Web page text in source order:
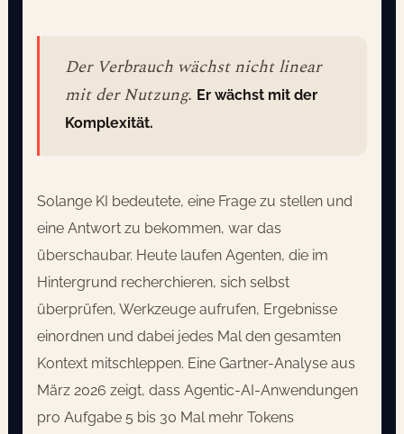
Der Verbrauch wächst nicht linear
mit der Nutzung. Er wächst mit der
Komplexität.
Solange KI bedeutete, eine Frage zu stellen und
eine Antwort zu bekommen, war das
überschaubar. Heute laufen Agenten, die im
Hintergrund recherchieren, sich selbst
überprüfen, Werkzeuge aufrufen, Ergebnisse
einordnen und dabei jedes Mal den gesamten
Kontext mitschleppen. Eine Gartner-Analyse aus
März 2026 zeigt, dass Agentic-AI-Anwendungen
pro Aufgabe 5 bis 30 Mal mehr Tokens